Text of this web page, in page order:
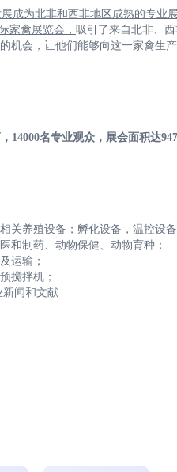
成为北非和西非地区成熟的专业
家禽展览会， 吸引了来自北非、
机会，让他们能够向这一家禽生
14000名专业观众，展会面积达
关养殖设备；孵化设备，温控设
和制药、动物保健、动物育种；
运输；
搅拌机；
新闻和文献